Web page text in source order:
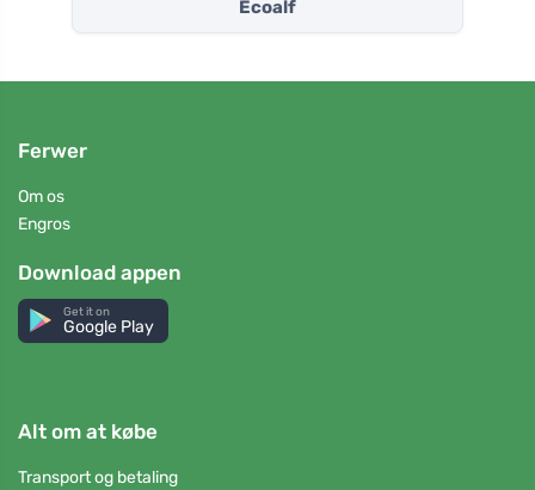
Ecoalf
Ferwer
Om os
Engros
Download appen
Get it on
Google Play
Alt om at købe
Transport og betaling